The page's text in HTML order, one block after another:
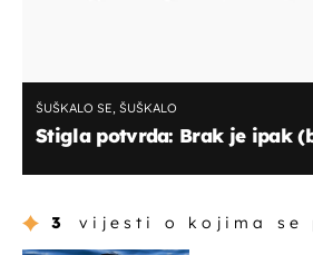
ŠUŠKALO SE, ŠUŠKALO
Stigla potvrda: Brak je ipak
3 vijesti o kojima se